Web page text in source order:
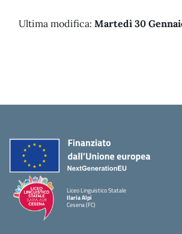
Ultima modifica: Martedì 30
Liceo Linguistico Statale
Ilaria Alpi
Cesena (FC)